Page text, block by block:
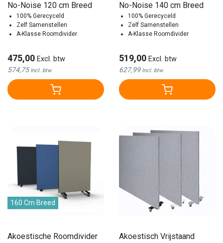
No-Noise 120 cm Breed
100% Gerecyceld
Zelf Samenstellen
A-Klasse Roomdivider
475,00 Excl. btw
574,75Incl. btw
No-Noise 140 cm Breed
100% Gerecyceld
Zelf Samenstellen
A-Klasse Roomdivider
519,00 Excl. btw
627,99 Incl. btw
160 Cm Breed
Akoestische Roomdivider
Akoestisch Vrijstaand